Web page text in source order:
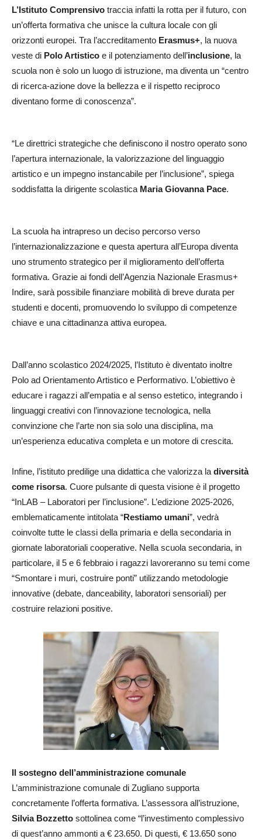
L’Istituto Comprensivo traccia infatti la rotta per il futuro, con
un’offerta formativa che unisce la cultura locale con gli
orizzonti europei. Tra l’accreditamento Erasmus+, la nuova
veste di Polo Artistico e il potenziamento dell’inclusione, la
scuola non è solo un luogo di istruzione, ma diventa un “centro
di ricerca-azione dove la bellezza e il rispetto reciproco
diventano forme di conoscenza”.
“Le direttrici strategiche che definiscono il nostro operato sono
l’apertura internazionale, la valorizzazione del linguaggio
artistico e un impegno instancabile per l’inclusione”, spiega
soddisfatta la dirigente scolastica Maria Giovanna Pace.
La scuola ha intrapreso un deciso percorso verso
l’internazionalizzazione e questa apertura all’Europa diventa
uno strumento strategico per il miglioramento dell’offerta
formativa. Grazie ai fondi dell’Agenzia Nazionale Erasmus+
Indire, sarà possibile finanziare mobilità di breve durata per
studenti e docenti, promuovendo lo sviluppo di competenze
chiave e una cittadinanza attiva europea.
Dall’anno scolastico 2024/2025, l’Istituto è diventato inoltre
Polo ad Orientamento Artistico e Performativo. L’obiettivo è
educare i ragazzi all’empatia e al senso estetico, integrando i
linguaggi creativi con l’innovazione tecnologica, nella
convinzione che l’arte non sia solo una disciplina, ma
un’esperienza educativa completa e un motore di crescita.
Infine, l’istituto predilige una didattica che valorizza la diversità
come risorsa. Cuore pulsante di questa visione è il progetto
“InLAB – Laboratori per l’inclusione”. L’edizione 2025-2026,
emblematicamente intitolata “Restiamo umani”, vedrà
coinvolte tutte le classi della primaria e della secondaria in
giornate laboratoriali cooperative. Nella scuola secondaria, in
particolare, il 5 e 6 febbraio i ragazzi lavoreranno su temi come
“Smontare i muri, costruire ponti” utilizzando metodologie
innovative (debate, danceability, laboratori sensoriali) per
costruire relazioni positive.
Il sostegno dell’amministrazione comunale
L’amministrazione comunale di Zugliano supporta
concretamente l’offerta formativa. L’assessora all’istruzione,
Silvia Bozzetto sottolinea come “l’investimento complessivo
di quest’anno ammonti a € 23.650. Di questi, € 13.650 sono